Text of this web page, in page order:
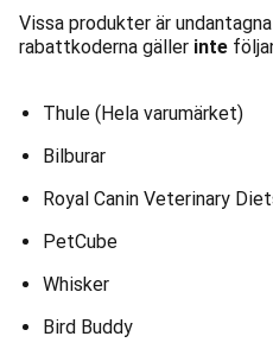
Vissa produkter är
rabattkoderna gäller inte
Thule (Hela varumärket)
Bilburar
Royal Canin Veterinary
PetCube
Whisker
Bird Buddy